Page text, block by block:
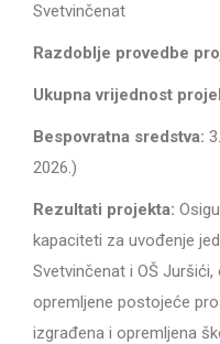
Svetvinčenat
Razdoblje provedbe
Ukupna vrijednost
Bespovratna sredstva:
2026.)
Rezultati projekta:
kapaciteti za uvođenje
Svetvinčenat i OŠ
opremljene postojeće
izgrađena i opremljena